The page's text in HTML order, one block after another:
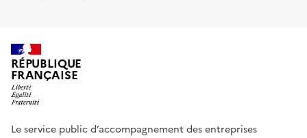
RÉPUBLIQUE
FRANÇAISE
Le service public d’accompagnement des entreprises